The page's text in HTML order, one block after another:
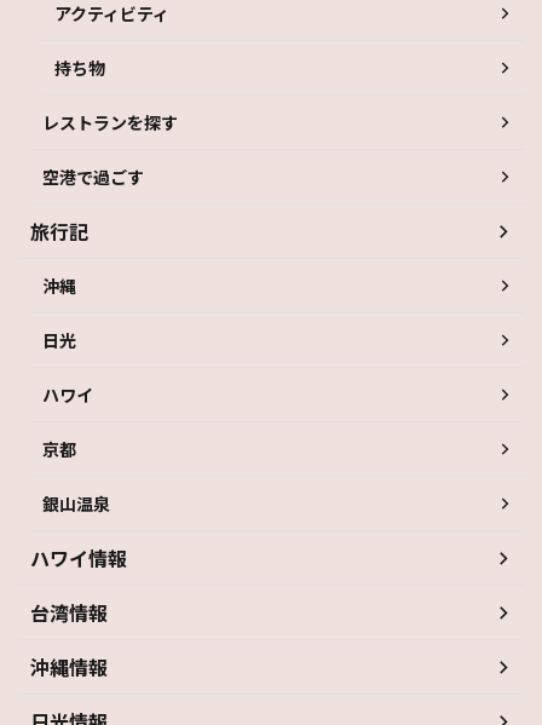
アクティビティ
持ち物
レストランを探す
空港で過ごす
旅行記
沖縄
日光
ハワイ
京都
銀山温泉
ハワイ情報
台湾情報
沖縄情報